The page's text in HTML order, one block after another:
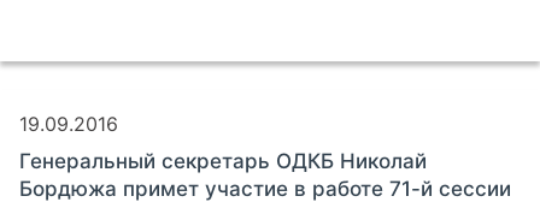
19.09.2016
Генеральный секретарь ОДКБ Николай
Бордюжа примет участие в работе 71-й сессии